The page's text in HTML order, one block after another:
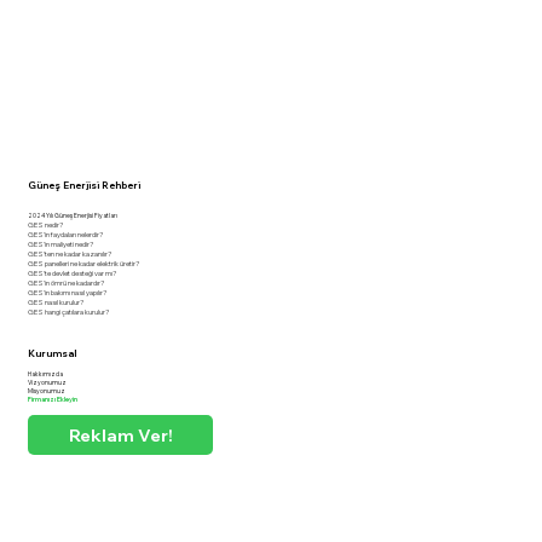
Kurumsal
Hakkımızda
Vizyonumuz
Misyonumuz
Firmanızı Ekleyin
Reklam Ver!
Güneş Enerjisi Rehberi
2024 Yılı Güneş Enerjisi Fiyatları
GES nedir?
GES'in faydaları nelerdir?
GES'in maliyeti nedir?
GES'ten ne kadar kazanılır?
GES panelleri ne kadar elektrik üretir?
GES'te devlet desteği var mı?
GES'in ömrü ne kadardır?
GES'in bakımı nasıl yapılır?
GES nasıl kurulur?
GES hangi çatılara kurulur?